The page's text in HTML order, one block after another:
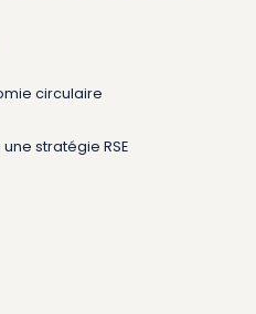
circulaire
stratégie RSE